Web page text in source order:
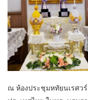
ณ ห้องประชุมหทัยนเรศ